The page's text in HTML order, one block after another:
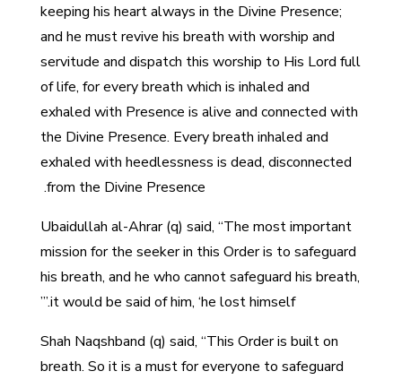
keeping his heart always in the Divine Presence;
and he must revive his breath with worship and
servitude and dispatch this worship to His Lord full
of life, for every breath which is inhaled and
exhaled with Presence is alive and connected with
the Divine Presence. Every breath inhaled and
exhaled with heedlessness is dead, disconnected
from the Divine Presence.
Ubaidullah al-Ahrar (q) said, “The most important
mission for the seeker in this Order is to safeguard
his breath, and he who cannot safeguard his breath,
it would be said of him, ‘he lost himself.’”
Shah Naqshband (q) said, “This Order is built on
breath. So it is a must for everyone to safeguard